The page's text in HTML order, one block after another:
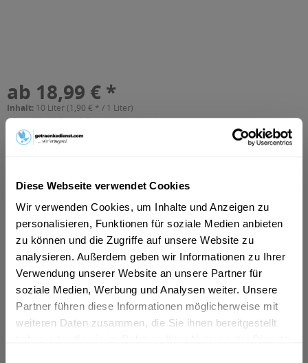
Diese Webseite verwendet Cookies
Wir verwenden Cookies, um Inhalte und Anzeigen zu
personalisieren, Funktionen für soziale Medien anbieten
zu können und die Zugriffe auf unsere Website zu
analysieren. Außerdem geben wir Informationen zu Ihrer
Verwendung unserer Website an unsere Partner für
soziale Medien, Werbung und Analysen weiter. Unsere
Partner führen diese Informationen möglicherweise mit
weiteren Daten zusammen, die Sie ihnen bereitgestellt
ab 18,99 € *
Inhalt: 10 Liter (1,90 € * / 1 Liter)
inkl. MwSt.ggf. zzgl. Erschwerniszuschlag
Vorrätig
In denWarenkorb
Artikel-Nr.:
28204
Verfügbar in:
Frankfurt am Main,Hanau,Oberursel,Dreieich,Maintal
Isenburg, Bad Vilbel,Eschborn,Bruchköbel,Erlensee,
Hammersbach,Langenselbold ,Neuberg,Offenbach,
Rodenbach,Steinbach (Taunus)